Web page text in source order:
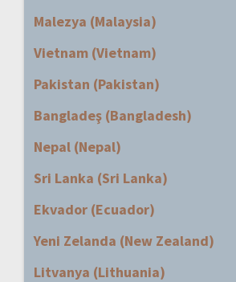
Malezya (Malaysia)
Vietnam (Vietnam)
Pakistan (Pakistan)
Bangladeş (Bangladesh)
Nepal (Nepal)
Sri Lanka (Sri Lanka)
Ekvador (Ecuador)
Yeni Zelanda (New Zealand)
Litvanya (Lithuania)